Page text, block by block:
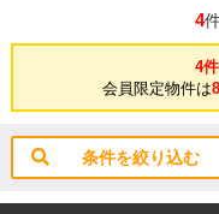
4
4件
会員限定物件は
条件を絞り込む